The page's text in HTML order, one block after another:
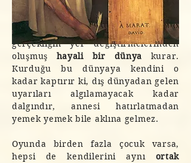
oyununun içinde istediği gibi
yerleştirir (rol dağıtır) ve oyun
aracılığıyla kendinebaşka bir dünya,
gerçekliğin yer değiştirmelerinden
oluşmuş hayali bir dünya kurar.
Kurduğu bu dünyaya kendini o
kadar kaptırır ki, dış dünyadan gelen
uyarıları algılamayacak kadar
dalgındır, annesi hatırlatmadan
yemek yemek bile aklına gelmez.
Oyunda birden fazla çocuk varsa,
hepsi de kendilerini aynı ortak